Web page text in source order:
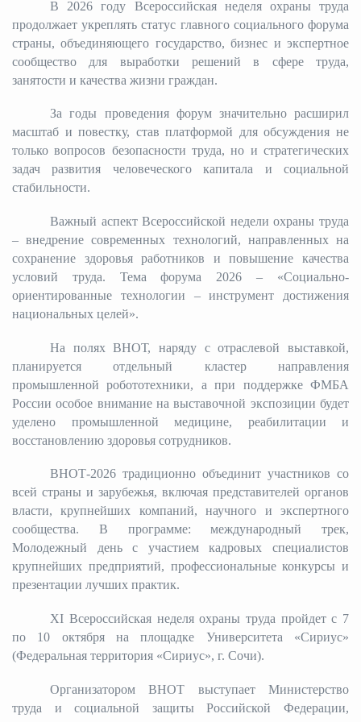
Общественная
Градостроительство и
Государственные организации
В 2026 году Всероссийская неделя охраны труда
продолжает укреплять статус главного социального форума
страны, объединяющего государство, бизнес и экспертное
сообщество для выработки решений в сфере труда,
занятости и качества жизни граждан.
За годы проведения форум значительно расширил
масштаб и повестку, став платформой для обсуждения не
только вопросов безопасности труда, но и стратегических
задач развития человеческого капитала и социальной
стабильности.
Важный аспект Всероссийской недели охраны труда
– внедрение современных технологий, направленных на
сохранение здоровья работников и повышение качества
условий труда. Тема форума 2026 – «Социально-
ориентированные технологии – инструмент достижения
национальных целей».
На полях ВНОТ, наряду с отраслевой выставкой,
планируется отдельный кластер направления
промышленной робототехники, а при поддержке ФМБА
России особое внимание на выставочной экспозиции будет
уделено промышленной медицине, реабилитации и
восстановлению здоровья сотрудников.
ВНОТ-2026 традиционно объединит участников со
всей страны и зарубежья, включая представителей органов
власти, крупнейших компаний, научного и экспертного
сообщества. В программе: международный трек,
Молодежный день с участием кадровых специалистов
крупнейших предприятий, профессиональные конкурсы и
презентации лучших практик.
XI Всероссийская неделя охраны труда пройдет с 7
по 10 октября на площадке Университета «Сириус»
(Федеральная территория «Сириус», г. Сочи).
Организатором ВНОТ выступает Министерство
труда и социальной защиты Российской Федерации,